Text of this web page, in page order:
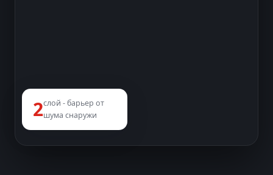
2слой - барьер от
шума снаружи